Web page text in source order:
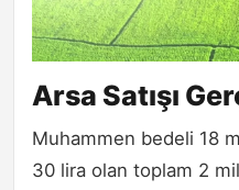
Arsa Satışı
Muhammen bedeli 18
30 lira olan toplam 2